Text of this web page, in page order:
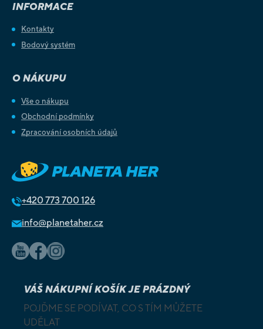
INFORMACE
Kontakty
Bodový systém
O NÁKUPU
Vše o nákupu
Obchodní podmínky
Zpracování osobních údajů
+420 773 700 126
info@planetaher.cz
VÁŠ NÁKUPNÍ KOŠÍK JE PRÁZDNÝ
POJĎME SE PODÍVAT, CO S TÍM MŮŽETE
UDĚLAT